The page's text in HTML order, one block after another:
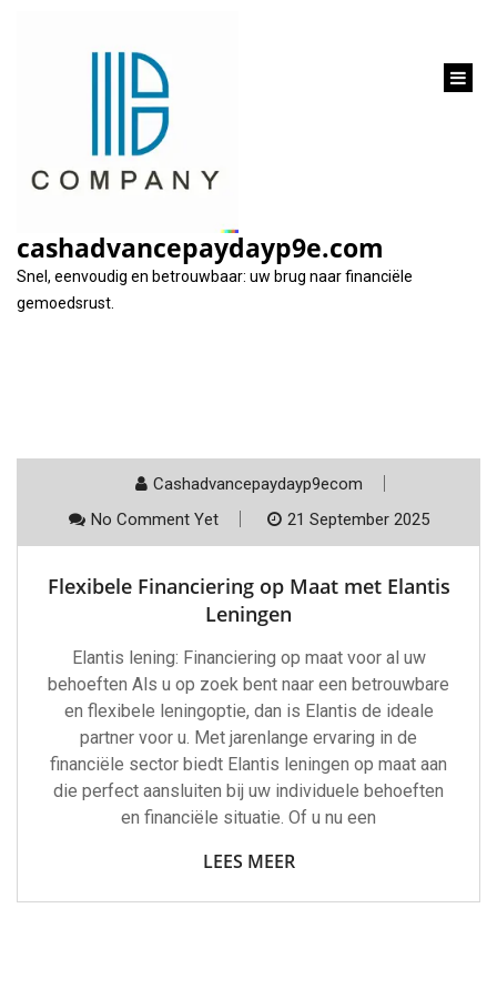
cashadvancepaydayp9e.com
Snel, eenvoudig en betrouwbaar: uw brug naar financiële
gemoedsrust.
Categorie:
Cashadvancepaydayp9ecom
No Comment Yet
21 September 2025
Flexibele Financiering op Maat met Elantis
Leningen
Elantis lening: Financiering op maat voor al uw
behoeften Als u op zoek bent naar een betrouwbare
en flexibele leningoptie, dan is Elantis de ideale
partner voor u. Met jarenlange ervaring in de
financiële sector biedt Elantis leningen op maat aan
die perfect aansluiten bij uw individuele behoeften
en financiële situatie. Of u nu een
LEES MEER